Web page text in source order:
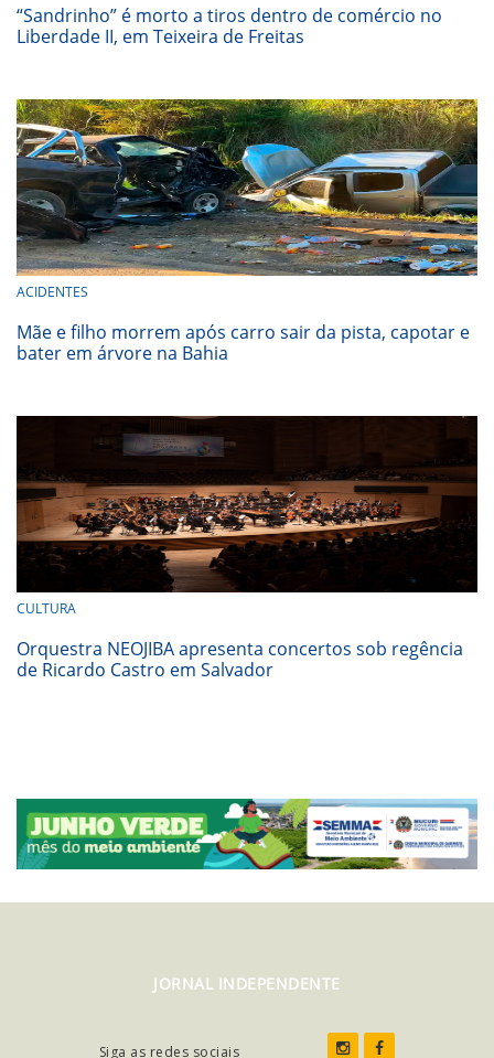
“Sandrinho” é morto a tiros dentro de comércio no
Liberdade II, em Teixeira de Freitas
ACIDENTES
Mãe e filho morrem após carro sair da pista, capotar e
bater em árvore na Bahia
CULTURA
Orquestra NEOJIBA apresenta concertos sob regência
de Ricardo Castro em Salvador
JORNAL INDEPENDENTE
Siga as redes sociais